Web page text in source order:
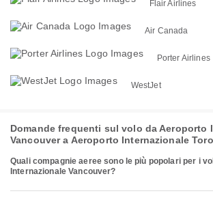
Flair Airlines
Air Canada
Porter Airlines
WestJet
Domande frequenti sul volo da Aeroporto
Vancouver a Aeroporto Internazionale
Quali compagnie aeree sono le più popolari per i
Internazionale Vancouver?